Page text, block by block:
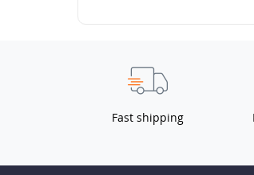
Fast shipping